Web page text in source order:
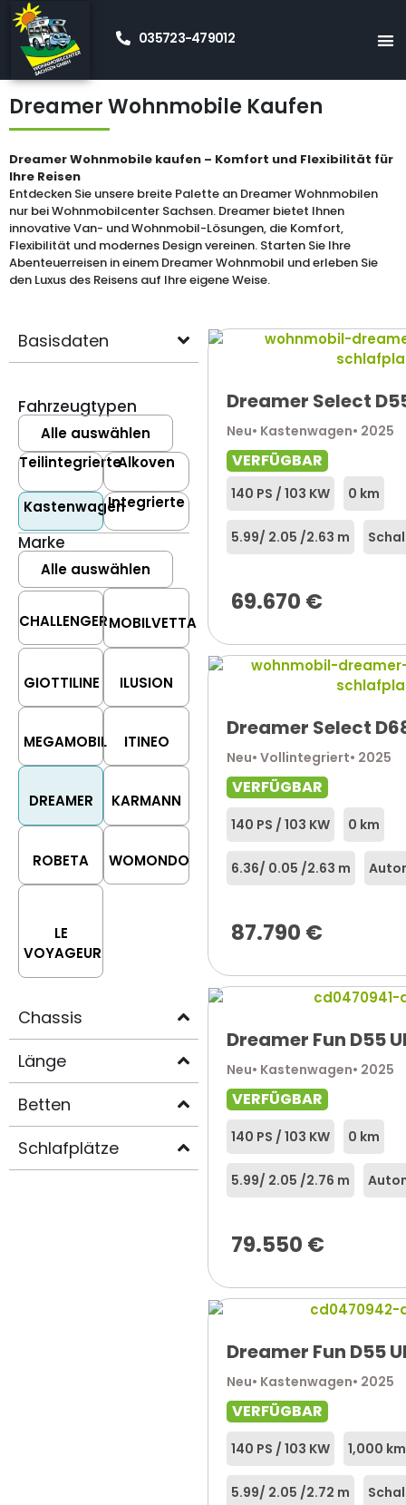
035723-479012
Startseite Neue Wohnmobile Kaufen
Kastenwagen
Dreamer Wohnmobile Kaufen
Dreamer Wohnmobile kaufen – Komfort und Flexibilität für
Ihre Reisen
Entdecken Sie unsere breite Palette an Dreamer Wohnmobilen
nur bei Wohnmobilcenter Sachsen. Dreamer bietet Ihnen
innovative Van- und Wohnmobil-Lösungen, die Komfort,
Flexibilität und modernes Design vereinen. Starten Sie Ihre
Abenteuerreisen in einem Dreamer Wohnmobil und erleben Sie
den Luxus des Reisens auf Ihre eigene Weise.
Basisdaten
Fahrzeugtypen
Alle auswählen
TeilintegrierteAlkoven
KastenwagenIntegrierte
Marke
Alle auswählen
CHALLENGERMOBILVETTA
GIOTTILINE ILUSION
MEGAMOBIL ITINEO
DREAMER KARMANN
ROBETA WOMONDO
LE
VOYAGEUR
Chassis
Länge
Betten
Schlafplätze
Dreamer Select
Neu• Kastenwagen• 2025
VERFÜGBAR
140 PS / 103 KW 0 km
5.99/ 2.05 /2.63 m
69.670 €
Dreamer Select
Neu• Vollintegriert• 2025
VERFÜGBAR
140 PS / 103 KW 0 km
6.36/ 0.05 /2.63 m
87.790 €
Dreamer Fun D55
Neu• Kastenwagen• 2025
VERFÜGBAR
140 PS / 103 KW 0 km
5.99/ 2.05 /2.76 m
79.550 €
Dreamer Fun D55
Neu• Kastenwagen• 2025
VERFÜGBAR
140 PS / 103 KW 1,000 km
5.99/ 2.05 /2.72 m